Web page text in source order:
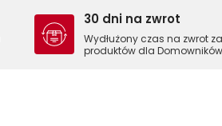
30 dni na zwrot
Wydłużony czas na zwrot
produktów dla Domowników